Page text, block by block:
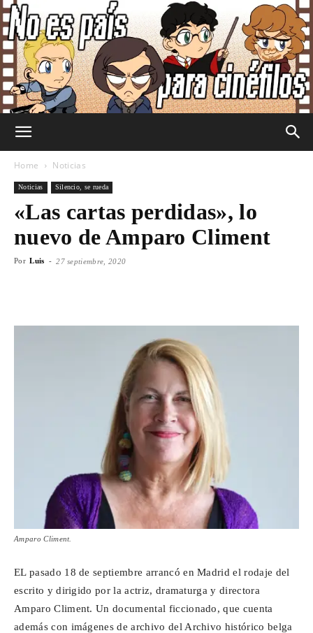
Cinéfilos
Home Noticias
Noticias Silencio, se rueda
«Las cartas perdidas», lo
nuevo de Amparo Climent
Por Luis - 27 septiembre, 2020
Amparo Climent.
EL pasado 18 de septiembre arrancó en Madrid el rodaje del
escrito y dirigido por la actriz, dramaturga y directora
Amparo Climent. Un documental ficcionado, que cuenta
además con imágenes de archivo del Archivo histórico belga